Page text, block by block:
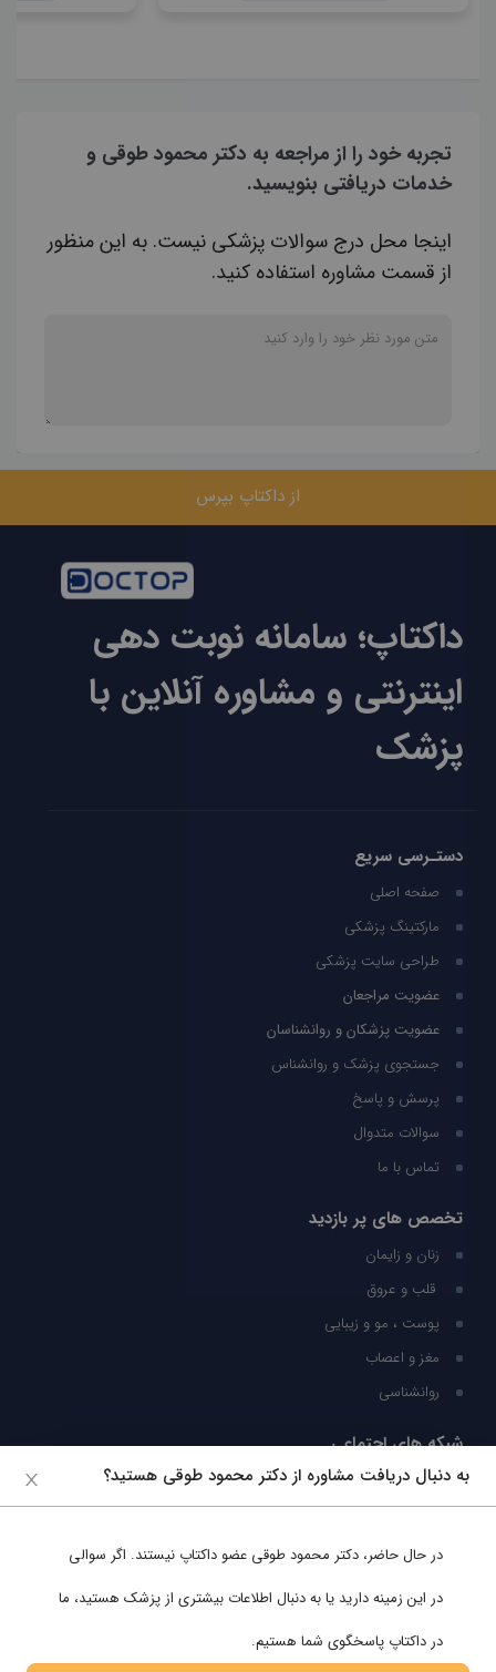
تجربه خود را از مراجعه به دکتر محمود طوقی و
خدمات دریافتی بنویسید.
اینجا محل درج سوالات پزشکی نیست. به این منظور
از قسمت مشاوره استفاده کنید.
از داکتاپ بپرس
داکتاپ؛ سامانه نوبت دهی
اینترنتی و مشاوره آنلاین با
پزشک
دستـرسی سریع
صفحه اصلی
مارکتینگ پزشکی
طراحی سایت پزشکی
عضویت مراجعان
عضویت پزشکان و روانشناسان
جستجوی پزشک و روانشناس
پرسش و پاسخ
سوالات متدوال
تماس با ما
تخصص های پر بازدید
زنان و زایمان
قلب و عروق
پوست ، مو و زیبایی
مغز و اعصاب
روانشناسی
شبکه های اجتماعی
ما را در شبکه های اجتماعی دنبال کنید
به دنبال دریافت مشاوره از دکتر محمود طوقی هستید؟
در حال حاضر، دکتر محمود طوقی عضو داکتاپ نیستند. اگر سوالی
در این زمینه دارید یا به دنبال اطلاعات بیشتری از پزشک هستید، ما
در داکتاپ پاسخگوی شما هستیم.